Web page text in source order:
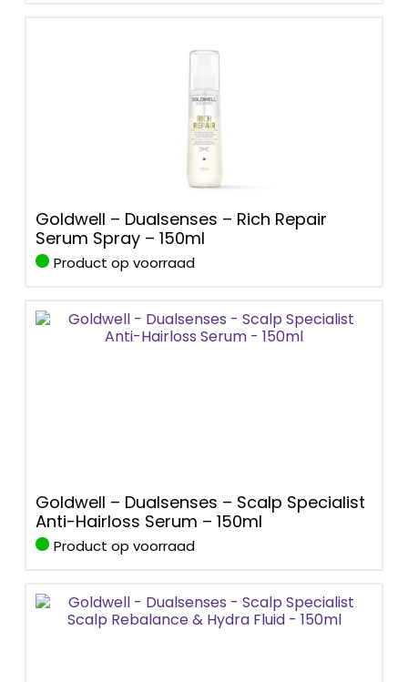
Goldwell – Dualsenses – Rich Repair
Serum Spray – 150ml
Product op voorraad
Goldwell – Dualsenses – Scalp Specialist
Anti-Hairloss Serum – 150ml
Product op voorraad